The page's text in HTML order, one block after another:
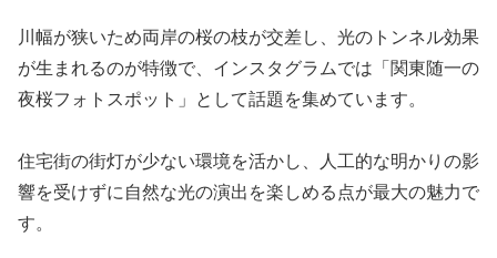
川幅が狭いため両岸の桜の枝が交差し、光のトンネル効果
が生まれるのが特徴で、インスタグラムでは「関東随一の
夜桜フォトスポット」として話題を集めています。
住宅街の街灯が少ない環境を活かし、人工的な明かりの影
響を受けずに自然な光の演出を楽しめる点が最大の魅力で
す。